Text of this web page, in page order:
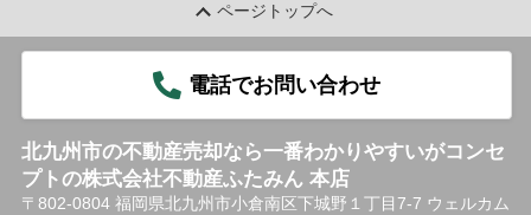
ページトップへ
電話でお問い合わせ
北九州市の不動産売却なら一番わかりやすいがコンセ
プトの株式会社不動産ふたみん 本店
〒802-0804 福岡県北九州市小倉南区下城野１丁目7-7 ウェルカム